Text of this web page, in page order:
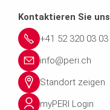
Kontaktieren Sie uns
+41 52 320 03 03
info@peri.ch
Standort zeigen
myPERI Login